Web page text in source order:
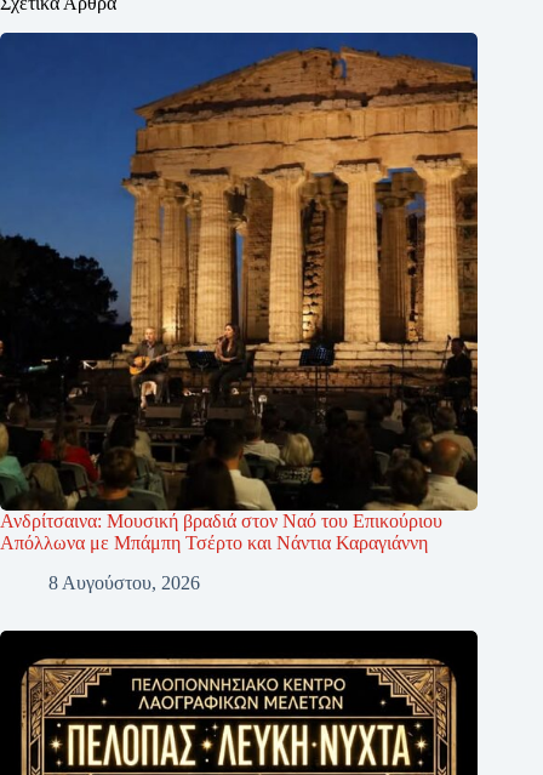
Ανδρίτσαινα: Μουσική βραδιά στον Ναό του Επικούριου
Απόλλωνα με Μπάμπη Τσέρτο και Νάντια Καραγιάννη
8 Αυγούστου, 2026